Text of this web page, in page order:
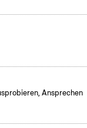
Ansprechen